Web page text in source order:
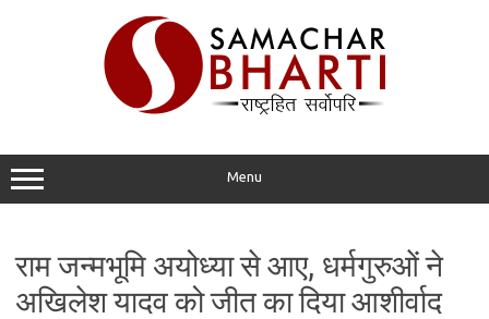
Menu
राम जन्मभूमि अयोध्या से आए, धर्मगुरुओं ने
अखिलेश यादव को जीत का दिया आशीर्वाद